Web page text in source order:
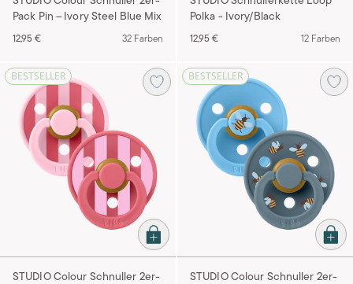
Pack Pin – Ivory Steel Blue Mix
12,95 € 32 Farben
Polka - Ivory/Black
12,95 € 12 Farben
BESTSELLER
STUDIO Colour Schnuller 2er-
BESTSELLER
STUDIO Colour Schnuller 2er-